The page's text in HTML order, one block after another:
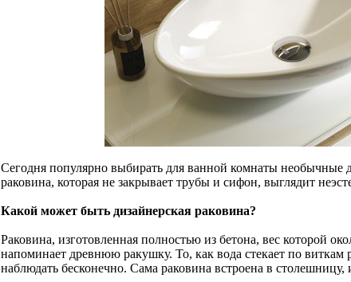
Сегодня популярно выбирать для ванной комнаты необычные
раковина, которая не закрывает трубы и сифон, выглядит
Какой может быть дизайнерская раковина?
Раковина, изготовленная полностью из бетона, вес которой
напоминает древнюю ракушку. То, как вода стекает по
наблюдать бесконечно. Сама раковина встроена в столешницу,